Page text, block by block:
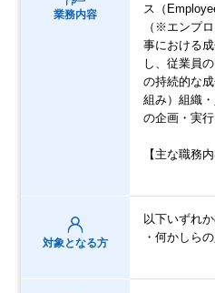
業務内容
ス（
（※エンプ
事における
し、従業員
の持続的な
組み）組織
の企画・実
【主な職務内
対象となる方
以下いずれ
・何かしら